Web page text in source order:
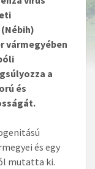
vármegyében
a
és
és egy
mutatta ki.